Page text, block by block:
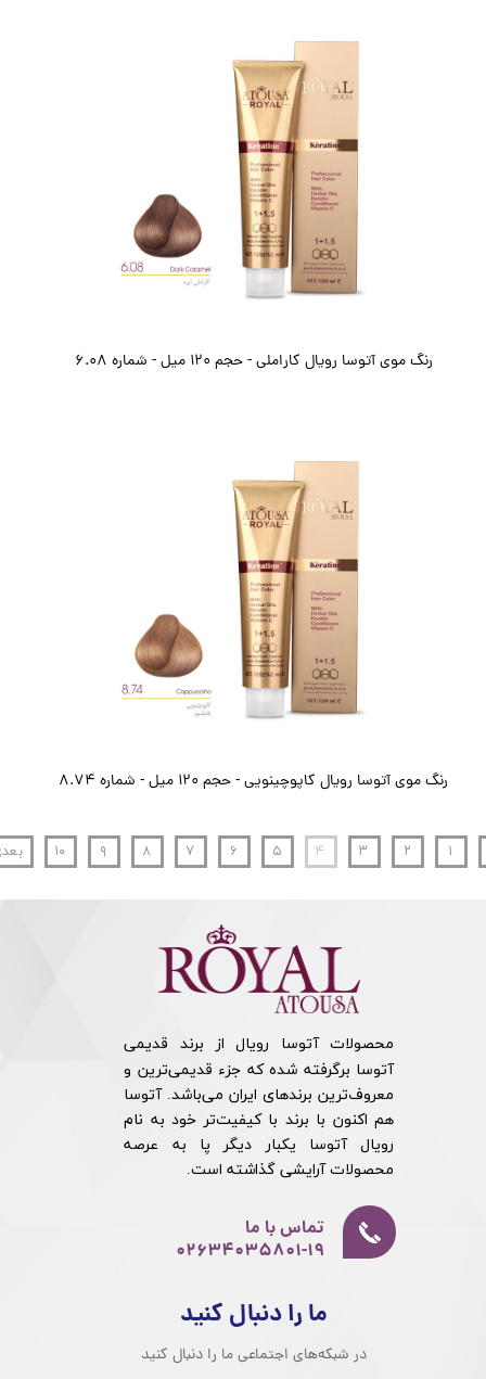
رنگ موی آتوسا رویال کاراملی - حجم ۱۲۰ میل - شماره 6.08
رنگ موی آتوسا رویال کاپوچینویی - حجم ۱۲۰ میل - شماره 8.74
۱ ۲ ۳ ۴ ۵ ۶ ۷ ۸ ۹ ۱۰
محصولات آتوسا رویال از برند قدیمی
آتوسا برگرفته شده که جزء قدیمی‌ترین و
معروف‌ترین برندهای ایران می‌باشد. آتوسا
هم اکنون با برند با کیفیت‌تر خود به نام
رویال آتوسا یکبار دیگر پا به عرصه
محصولات آرایشی گذاشته است.​​​​​​​
تماس با ما
02634035801-19​​​​​​​
در شبکه‌های اجتماعی ما را دنبال کنید
ما را دنبال کنید